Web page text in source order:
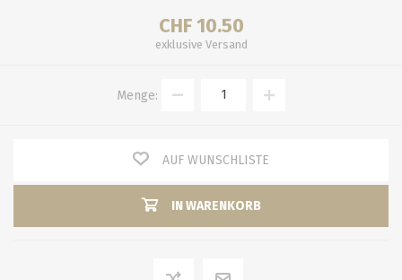
CHF 10.50
exklusive Versand
Menge:
AUF WUNSCHLISTE
IN WARENKORB